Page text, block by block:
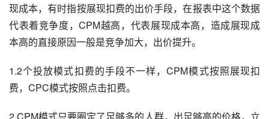
现成本，有时指按展现扣费的出价手段，在报表中这个数据
代表着竞争度，CPM越高，代表展现成本高，造成展现成
本高的直接原因一般是竞争加大，出价提升。
1.2个投放模式扣费的手段不一样，CPM模式按照展现扣
费，CPC模式按照点击扣费。
2.CPM模式只要圈定了足够多的人群，出足够高的价格，立